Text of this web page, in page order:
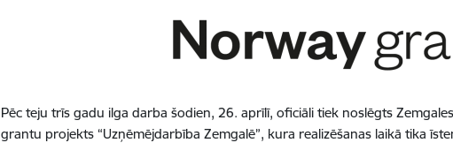
Pēc teju trīs gadu ilga darba šodien, 26. aprīlī, oficiāli tiek noslēgts
grantu projekts “Uzņēmējdarbība Zemgalē”, kura realizēšanas laikā tika